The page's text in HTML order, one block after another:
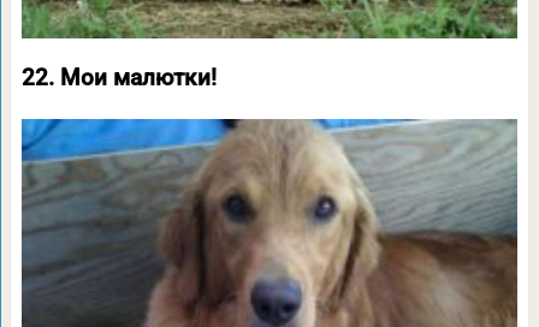
22. Мои малютки!